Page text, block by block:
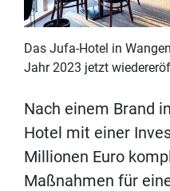
Das Jufa-Hotel in
Jahr 2023 jetzt
Nach einem Brand
Hotel mit einer
Millionen Euro
Maßnahmen für